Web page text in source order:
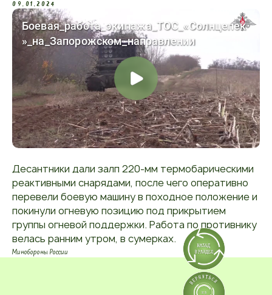
09.01.2024
Десантники дали залп 220-мм термобарическими
реактивными снарядами, после чего оперативно
перевели боевую машину в походное положение и
покинули огневую позицию под прикрытием
группы огневой поддержки. Работа по противнику
велась ранним утром, в сумерках.
Минобороны России